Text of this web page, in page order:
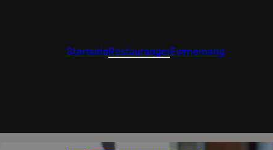
Startsida RestaurangerEvenemang